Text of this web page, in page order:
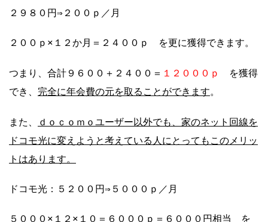
２９８０円⇒２００ｐ／月
２００ｐ×１２か月＝２４００ｐ を更に獲得できます。
つまり、合計９６００＋２４００＝ １２０００ｐ
を獲得
でき、 完全に年会費の元を取ることができます。
また、
ｄｏｃｏｍｏユーザー以外でも、家のネット回線を
ドコモ光に変えようと考えている人にとってもこのメリッ
トはあります。
ドコモ光：５２００円⇒５０００ｐ／月
５０００×１２×１０＝６０００ｐ＝６０００円相当 を